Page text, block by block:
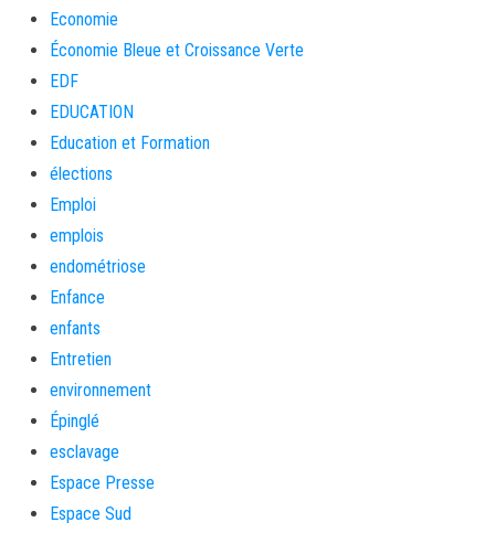
Economie
Économie Bleue et Croissance Verte
EDF
EDUCATION
Education et Formation
élections
Emploi
emplois
endométriose
Enfance
enfants
Entretien
environnement
Épinglé
esclavage
Espace Presse
Espace Sud